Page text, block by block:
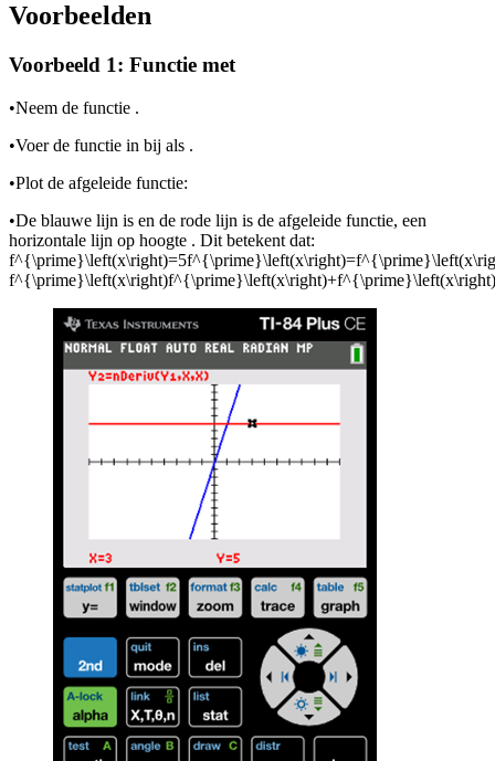
Voorbeelden
Voorbeeld 1: Functie met
•Neem de functie .
•Voer de functie in bij als .
•Plot de afgeleide functie:
•De blauwe lijn is en de rode lijn is de afgeleide functie, een
horizontale lijn op hoogte . Dit betekent dat: